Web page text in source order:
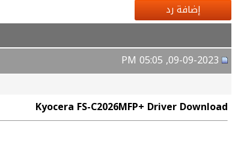
إضافة رد
Kyocera FS-C2026MFP+ Driver Download